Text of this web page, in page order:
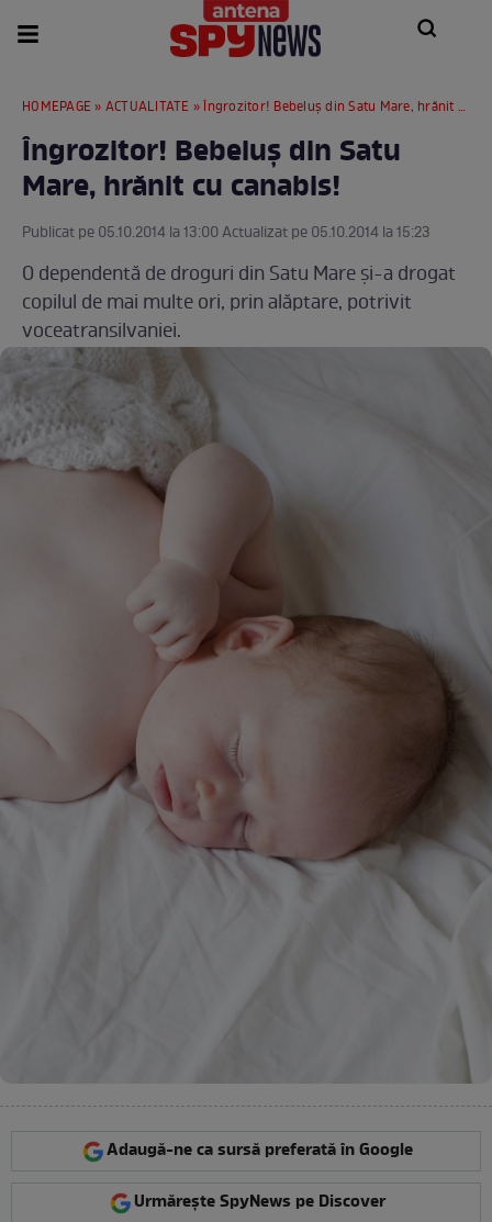
HOMEPAGE » ACTUALITATE » Îngrozitor! Bebeluş din Satu Mare, hrănit cu canabis!
Îngrozitor! Bebeluş din Satu
Mare, hrănit cu canabis!
Publicat pe 05.10.2014 la 13:00 Actualizat pe 05.10.2014 la 15:23
O dependentă de droguri din Satu Mare şi-a drogat
copilul de mai multe ori, prin alăptare, potrivit
voceatransilvaniei.
Adaugă-ne ca sursă preferată în Google
Urmărește SpyNews pe Discover